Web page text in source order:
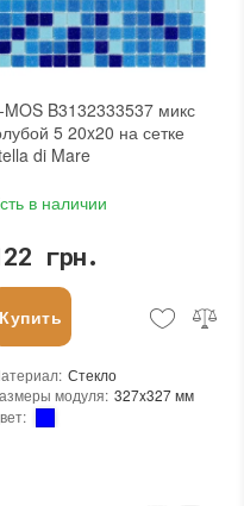
поверхности:
Матовая
: Victoria Beige MB
MOS B3132333537 микс
5 20x20 на сетке
di Mare
в наличии
грн.
Купить
: Стекло
модуля: 327x327 мм
: